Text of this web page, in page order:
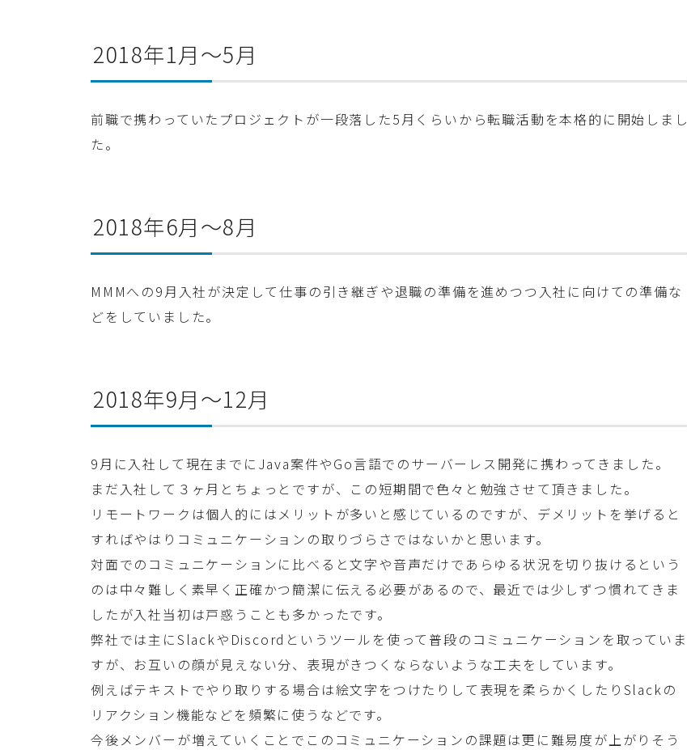
2018年1月〜5月
前職で携わっていたプロジェクトが一段落した5月くらいから転職活動を本格的に開始しまし
た。
2018年6月〜8月
MMMへの9月入社が決定して仕事の引き継ぎや退職の準備を進めつつ入社に向けての準備な
どをしていました。
2018年9月〜12月
9月に入社して現在までにJava案件やGo言語でのサーバーレス開発に携わってきました。
まだ入社して３ヶ月とちょっとですが、この短期間で色々と勉強させて頂きました。
リモートワークは個人的にはメリットが多いと感じているのですが、デメリットを挙げると
すればやはりコミュニケーションの取りづらさではないかと思います。
対面でのコミュニケーションに比べると文字や音声だけであらゆる状況を切り抜けるという
のは中々難しく素早く正確かつ簡潔に伝える必要があるので、最近では少しずつ慣れてきま
したが入社当初は戸惑うことも多かったです。
弊社では主にSlackやDiscordというツールを使って普段のコミュニケーションを取っていま
すが、お互いの顔が見えない分、表現がきつくならないような工夫をしています。
例えばテキストでやり取りする場合は絵文字をつけたりして表現を柔らかくしたりSlackの
リアクション機能などを頻繁に使うなどです。
今後メンバーが増えていくことでこのコミュニケーションの課題は更に難易度が上がりそう